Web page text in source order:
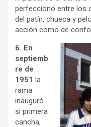
perfeccionó entre los
del patín, chueca y
acción como de
6. En
septiemb
re de
1951 la
rama
inauguró
si primera
cancha,